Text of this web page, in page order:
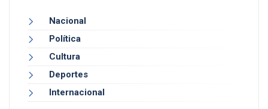
Nacional
Política
Cultura
Deportes
Internacional